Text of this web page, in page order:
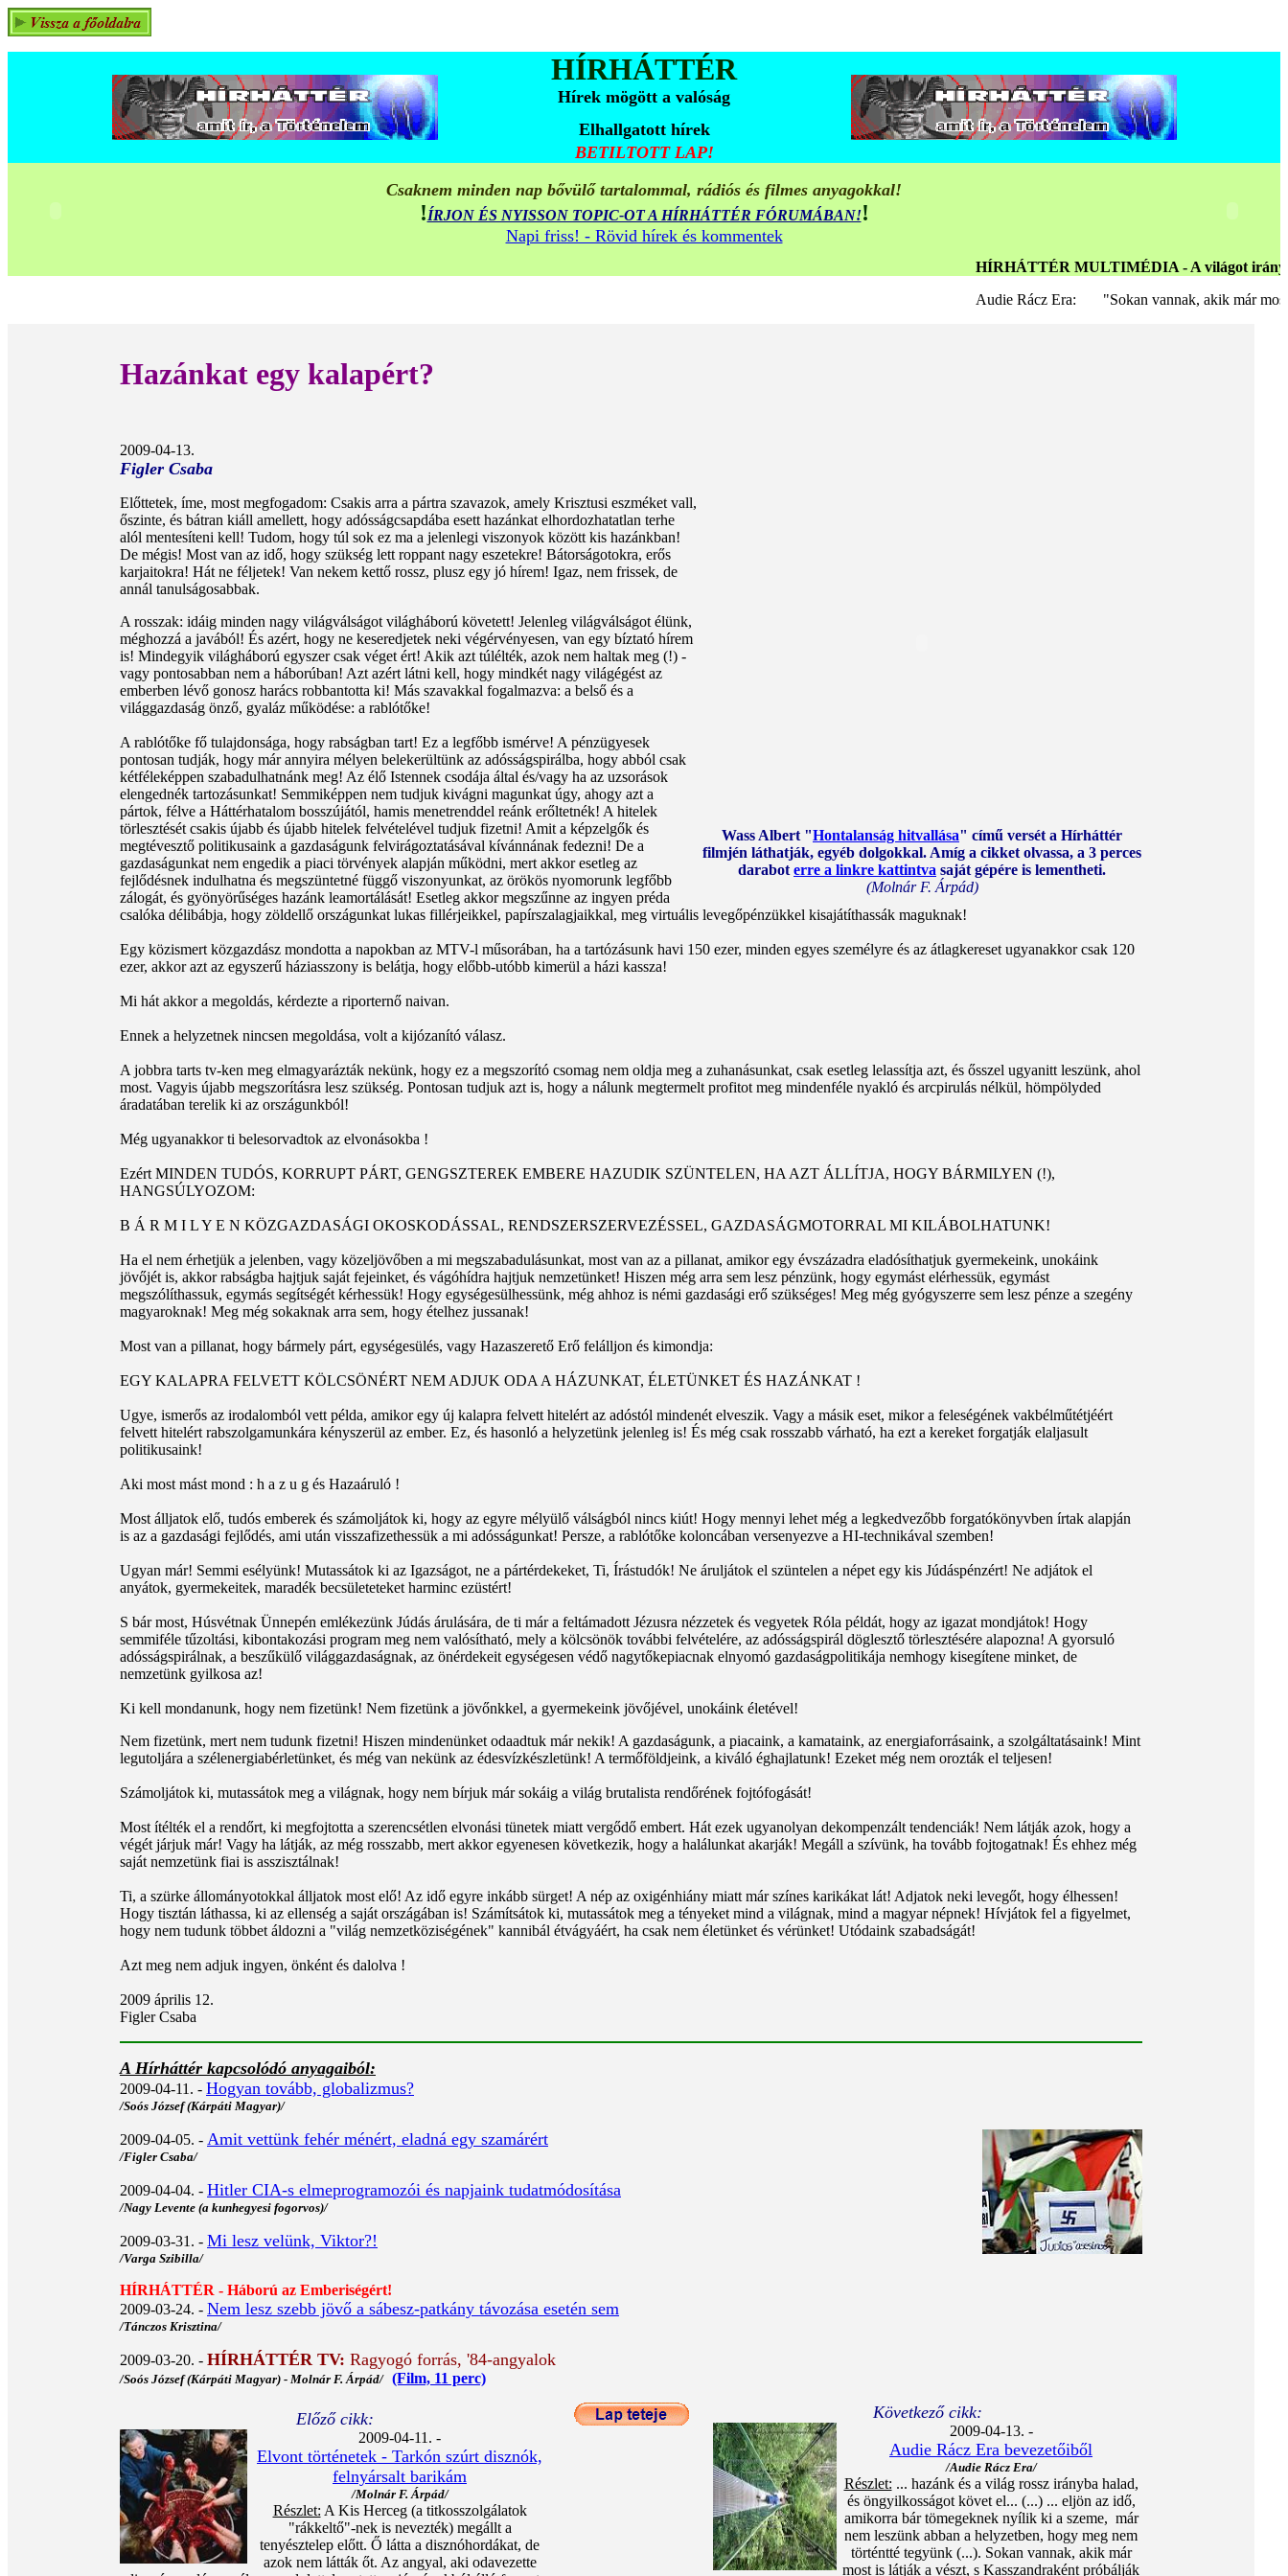
HÍRHÁTTÉR
Hírek mögött a valóság
Elhallgatott hírek
BETILTOTT LAP!
Csaknem minden nap bővülő tartalommal, rádiós és filmes anyagokkal!
!ÍRJON ÉS NYISSON TOPIC-OT A HÍRHÁTTÉR FÓRUMÁBAN!!
Napi friss! - Rövid hírek és kommentek
HÍRHÁTTÉR MULTIMÉDIA - A világot irányító
Audie Rácz Era: "Sokan vannak, akik már most is
Hazánkat egy kalapért?
2009-04-13.
Figler Csaba
Wass Albert "Hontalanság hitvallása" című versét a Hírháttér
filmjén láthatják, egyéb dolgokkal. Amíg a cikket olvassa, a 3 perces
darabot erre a linkre kattintva saját gépére is lementheti.
(Molnár F. Árpád)
Előttetek, íme, most megfogadom: Csakis arra a pártra szavazok, amely Krisztusi eszméket vall,
őszinte, és bátran kiáll amellett, hogy adósságcsapdába esett hazánkat elhordozhatatlan terhe
alól mentesíteni kell! Tudom, hogy túl sok ez ma a jelenlegi viszonyok között kis hazánkban!
De mégis! Most van az idő, hogy szükség lett roppant nagy eszetekre! Bátorságotokra, erős
karjaitokra! Hát ne féljetek! Van nekem kettő rossz, plusz egy jó hírem! Igaz, nem frissek, de
annál tanulságosabbak.
A rosszak: idáig minden nagy világválságot világháború követett! Jelenleg világválságot élünk,
méghozzá a javából! És azért, hogy ne keseredjetek neki végérvényesen, van egy bíztató hírem
is! Mindegyik világháború egyszer csak véget ért! Akik azt túlélték, azok nem haltak meg (!) -
vagy pontosabban nem a háborúban! Azt azért látni kell, hogy mindkét nagy világégést az
emberben lévő gonosz harács robbantotta ki! Más szavakkal fogalmazva: a belső és a
világgazdaság önző, gyaláz működése: a rablótőke!
A rablótőke fő tulajdonsága, hogy rabságban tart! Ez a legfőbb ismérve! A pénzügyesek
pontosan tudják, hogy már annyira mélyen belekerültünk az adósságspirálba, hogy abból csak
kétféleképpen szabadulhatnánk meg! Az élő Istennek csodája által és/vagy ha az uzsorások
elengednék tartozásunkat! Semmiképpen nem tudjuk kivágni magunkat úgy, ahogy azt a
pártok, félve a Háttérhatalom bosszújától, hamis menetrenddel reánk erőltetnék! A hitelek
törlesztését csakis újabb és újabb hitelek felvételével tudjuk fizetni! Amit a képzelgők és
megtévesztő politikusaink a gazdaságunk felvirágoztatásával kívánnának fedezni! De a
gazdaságunkat nem engedik a piaci törvények alapján működni, mert akkor esetleg az
fejlődésnek indulhatna és megszüntetné függő viszonyunkat, az örökös nyomorunk legfőbb
zálogát, és gyönyörűséges hazánk leamortálását! Esetleg akkor megszűnne az ingyen préda
csalóka délibábja, hogy zöldellő országunkat lukas fillérjeikkel, papírszalagjaikkal, meg virtuális levegőpénzükkel kisajátíthassák maguknak!
Egy közismert közgazdász mondotta a napokban az MTV-l műsorában, ha a tartózásunk havi 150 ezer, minden egyes személyre és az átlagkereset ugyanakkor csak 120
ezer, akkor azt az egyszerű háziasszony is belátja, hogy előbb-utóbb kimerül a házi kassza!
Mi hát akkor a megoldás, kérdezte a riporternő naivan.
Ennek a helyzetnek nincsen megoldása, volt a kijózanító válasz.
A jobbra tarts tv-ken meg elmagyarázták nekünk, hogy ez a megszorító csomag nem oldja meg a zuhanásunkat, csak esetleg lelassítja azt, és ősszel ugyanitt leszünk, ahol
most. Vagyis újabb megszorításra lesz szükség. Pontosan tudjuk azt is, hogy a nálunk megtermelt profitot meg mindenféle nyakló és arcpirulás nélkül, hömpölyded
áradatában terelik ki az országunkból!
Még ugyanakkor ti belesorvadtok az elvonásokba !
Ezért MINDEN TUDÓS, KORRUPT PÁRT, GENGSZTEREK EMBERE HAZUDIK SZÜNTELEN, HA AZT ÁLLÍTJA, HOGY BÁRMILYEN (!),
HANGSÚLYOZOM:
B Á R M I L Y E N KÖZGAZDASÁGI OKOSKODÁSSAL, RENDSZERSZERVEZÉSSEL, GAZDASÁGMOTORRAL MI KILÁBOLHATUNK!
Ha el nem érhetjük a jelenben, vagy közeljövőben a mi megszabadulásunkat, most van az a pillanat, amikor egy évszázadra eladósíthatjuk gyermekeink, unokáink
jövőjét is, akkor rabságba hajtjuk saját fejeinket, és vágóhídra hajtjuk nemzetünket! Hiszen még arra sem lesz pénzünk, hogy egymást elérhessük, egymást
megszólíthassuk, egymás segítségét kérhessük! Hogy egységesülhessünk, még ahhoz is némi gazdasági erő szükséges! Meg még gyógyszerre sem lesz pénze a szegény
magyaroknak! Meg még sokaknak arra sem, hogy ételhez jussanak!
Most van a pillanat, hogy bármely párt, egységesülés, vagy Hazaszerető Erő felálljon és kimondja:
EGY KALAPRA FELVETT KÖLCSÖNÉRT NEM ADJUK ODA A HÁZUNKAT, ÉLETÜNKET ÉS HAZÁNKAT !
Ugye, ismerős az irodalomból vett példa, amikor egy új kalapra felvett hitelért az adóstól mindenét elveszik. Vagy a másik eset, mikor a feleségének vakbélműtétjéért
felvett hitelért rabszolgamunkára kényszerül az ember. Ez, és hasonló a helyzetünk jelenleg is! És még csak rosszabb várható, ha ezt a kereket forgatják elaljasult
politikusaink!
Aki most mást mond : h a z u g és Hazaáruló !
Most álljatok elő, tudós emberek és számoljátok ki, hogy az egyre mélyülő válságból nincs kiút! Hogy mennyi lehet még a legkedvezőbb forgatókönyvben írtak alapján
is az a gazdasági fejlődés, ami után visszafizethessük a mi adósságunkat! Persze, a rablótőke koloncában versenyezve a HI-technikával szemben!
Ugyan már! Semmi esélyünk! Mutassátok ki az Igazságot, ne a pártérdekeket, Ti, Írástudók! Ne áruljátok el szüntelen a népet egy kis Júdáspénzért! Ne adjátok el
anyátok, gyermekeitek, maradék becsületeteket harminc ezüstért!
S bár most, Húsvétnak Ünnepén emlékezünk Júdás árulására, de ti már a feltámadott Jézusra nézzetek és vegyetek Róla példát, hogy az igazat mondjátok! Hogy
semmiféle tűzoltási, kibontakozási program meg nem valósítható, mely a kölcsönök további felvételére, az adósságspirál döglesztő törlesztésére alapozna! A gyorsuló
adósságspirálnak, a beszűkülő világgazdaságnak, az önérdekeit egységesen védő nagytőkepiacnak elnyomó gazdaságpolitikája nemhogy kisegítene minket, de
nemzetünk gyilkosa az!
Ki kell mondanunk, hogy nem fizetünk! Nem fizetünk a jövőnkkel, a gyermekeink jövőjével, unokáink életével!
Nem fizetünk, mert nem tudunk fizetni! Hiszen mindenünket odaadtuk már nekik! A gazdaságunk, a piacaink, a kamataink, az energiaforrásaink, a szolgáltatásaink! Mint
legutoljára a szélenergiabérletünket, és még van nekünk az édesvízkészletünk! A termőföldjeink, a kiváló éghajlatunk! Ezeket még nem orozták el teljesen!
Számoljátok ki, mutassátok meg a világnak, hogy nem bírjuk már sokáig a világ brutalista rendőrének fojtófogását!
Most ítélték el a rendőrt, ki megfojtotta a szerencsétlen elvonási tünetek miatt vergődő embert. Hát ezek ugyanolyan dekompenzált tendenciák! Nem látják azok, hogy a
végét járjuk már! Vagy ha látják, az még rosszabb, mert akkor egyenesen következik, hogy a halálunkat akarják! Megáll a szívünk, ha tovább fojtogatnak! És ehhez még
saját nemzetünk fiai is asszisztálnak!
Ti, a szürke állományotokkal álljatok most elő! Az idő egyre inkább sürget! A nép az oxigénhiány miatt már színes karikákat lát! Adjatok neki levegőt, hogy élhessen!
Hogy tisztán láthassa, ki az ellenség a saját országában is! Számítsátok ki, mutassátok meg a tényeket mind a világnak, mind a magyar népnek! Hívjátok fel a figyelmet,
hogy nem tudunk többet áldozni a "világ nemzetköziségének" kannibál étvágyáért, ha csak nem életünket és vérünket! Utódaink szabadságát!
Azt meg nem adjuk ingyen, önként és dalolva !
2009 április 12.
Figler Csaba
A Hírháttér kapcsolódó anyagaiból:
2009-04-11. - Hogyan tovább, globalizmus?
/Soós József (Kárpáti Magyar)/
2009-04-05. - Amit vettünk fehér ménért, eladná egy szamárért
/Figler Csaba/
2009-04-04. - Hitler CIA-s elmeprogramozói és napjaink tudatmódosítása
/Nagy Levente (a kunhegyesi fogorvos)/
2009-03-31. - Mi lesz velünk, Viktor?!
/Varga Szibilla/
HÍRHÁTTÉR - Háború az Emberiségért!
2009-03-24. - Nem lesz szebb jövő a sábesz-patkány távozása esetén sem
/Tánczos Krisztina/
2009-03-20. - HÍRHÁTTÉR TV: Ragyogó forrás, '84-angyalok
/Soós József (Kárpáti Magyar) - Molnár F. Árpád/ (Film, 11 perc)
Előző cikk:
2009-04-11. -
Elvont történetek - Tarkón szúrt disznók,
felnyársalt barikám
/Molnár F. Árpád/
Részlet: A Kis Herceg (a titkosszolgálatok
"rákkeltő"-nek is nevezték) megállt a
tenyésztelep előtt. Ő látta a disznóhordákat, de
azok nem látták őt. Az angyal, aki odavezette
Következő cikk:
2009-04-13. -
Audie Rácz Era bevezetőiből
/Audie Rácz Era/
Részlet: ... hazánk és a világ rossz irányba halad,
és öngyilkosságot követ el... (...) ... eljön az idő,
amikorra bár tömegeknek nyílik ki a szeme, már
nem leszünk abban a helyzetben, hogy meg nem
történtté tegyünk (...). Sokan vannak, akik már
most is látják a vészt, s Kasszandraként próbálják